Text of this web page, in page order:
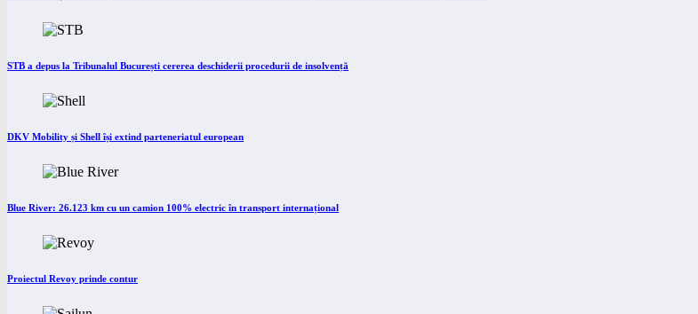
STB a depus la Tribunalul București cererea deschiderii procedurii de insolvență
DKV Mobility și Shell își extind parteneriatul european
Blue River: 26.123 km cu un camion 100% electric în transport internațional
Proiectul Revoy prinde contur